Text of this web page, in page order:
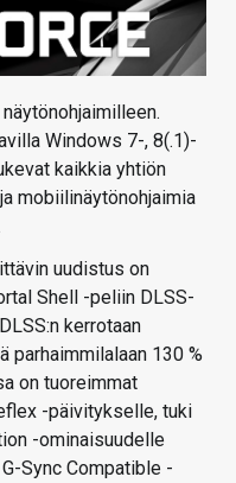
Windows 7-, 8(.1)-
kaikkia yhtiön
mobiilinäytönohjaimia
uudistus on
Shell -peliin DLSS-
kerrotaan
parhaimmilalaan 130 %
on tuoreimmat
-päivitykselle, tuki
-ominaisuudelle
Sync Compatible -